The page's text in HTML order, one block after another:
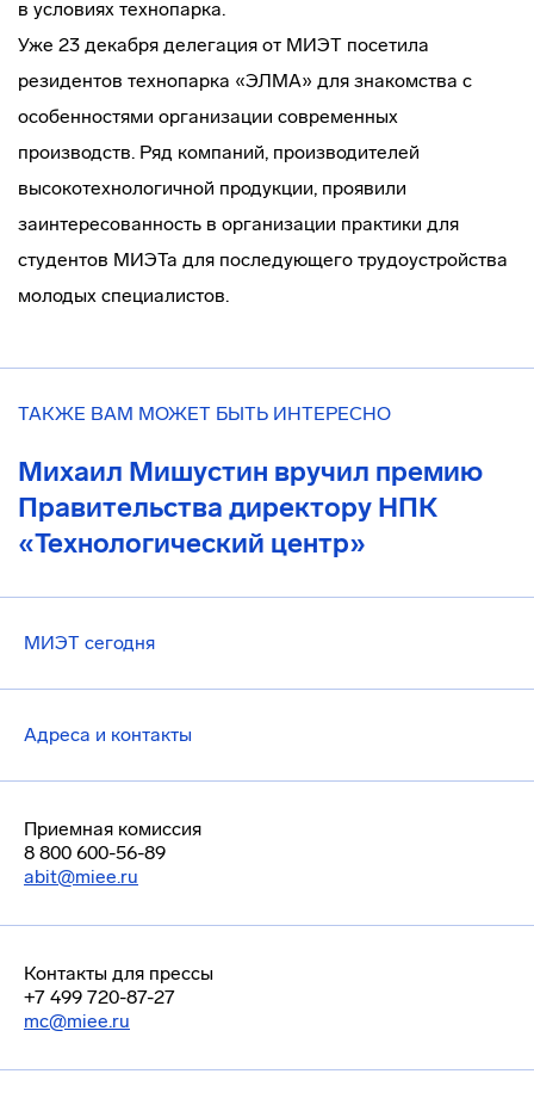
в условиях технопарка.
Уже 23 декабря делегация от МИЭТ посетила
резидентов технопарка «ЭЛМА» для знакомства с
особенностями организации современных
производств. Ряд компаний, производителей
высокотехнологичной продукции, проявили
заинтересованность в организации практики для
студентов МИЭТа для последующего трудоустройства
молодых специалистов.
ТАКЖЕ ВАМ МОЖЕТ БЫТЬ ИНТЕРЕСНО
Михаил Мишустин вручил премию
Правительства директору НПК
«Технологический центр»
МИЭТ сегодня
Адреса и контакты
Приемная комиссия
8 800 600-56-89
abit@miee.ru
Контакты для прессы
+7 499 720-87-27
mc@miee.ru